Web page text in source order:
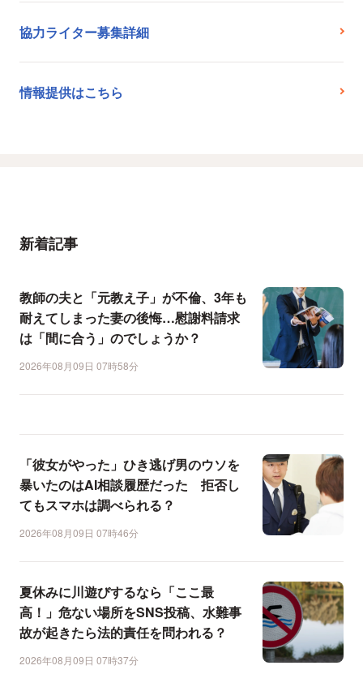
協力ライター募集詳細
情報提供はこちら
新着記事
教師の夫と「元教え子」が不倫、3年も
耐えてしまった妻の後悔…慰謝料請求
は「間に合う」のでしょうか？
2026年08月09日 07時58分
「彼女がやった」ひき逃げ男のウソを
暴いたのはAI相談履歴だった 拒否し
てもスマホは調べられる？
2026年08月09日 07時46分
夏休みに川遊びするなら「ここ最
高！」危ない場所をSNS投稿、水難事
故が起きたら法的責任を問われる？
2026年08月09日 07時37分